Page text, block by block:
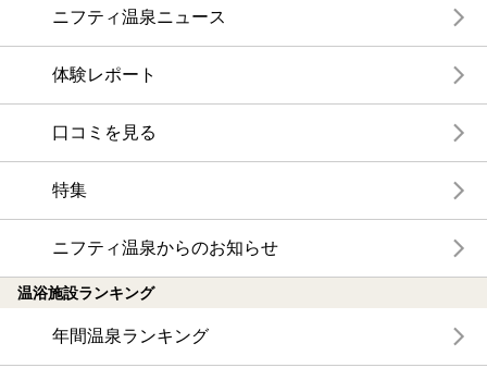
ニフティ温泉ニュース
体験レポート
口コミを見る
特集
ニフティ温泉からのお知らせ
温浴施設ランキング
年間温泉ランキング